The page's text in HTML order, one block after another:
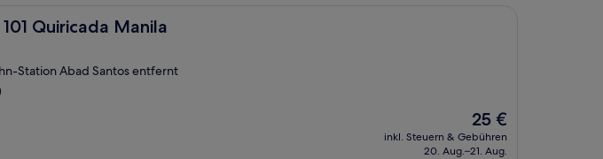
Quiricada Manila
Manila
Station Abad Santos entfernt
Der
Preis
beträgt
25 €
inkl. Steuern & Gebühren
20. Aug.–21. Aug.